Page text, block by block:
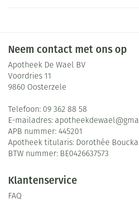
Neem contact met ons op
Apotheek De Wael BV
Voordries 11
9860 Oosterzele
Telefoon: 09 362 88 58
E-mailadres: apotheekdewael@
APB nummer: 445201
Apotheek titularis: Dorothée
BTW nummer: BE0426637573
Klantenservice
FAQ